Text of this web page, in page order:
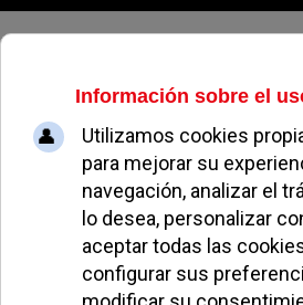
Sábado, 08 de agosto de
Los sindicatos y el
de Pozuelo
de estabilización sin
trabajadores
sido informados